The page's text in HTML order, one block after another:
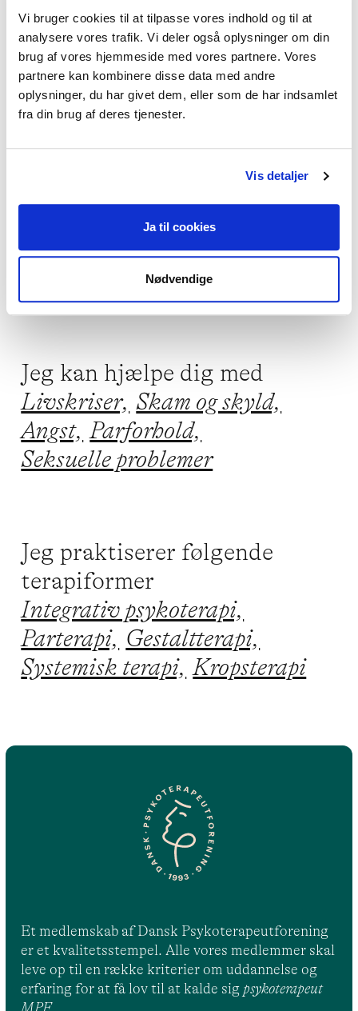
Vi bruger cookies til at tilpasse vores indhold og til at
analysere vores trafik. Vi deler også oplysninger om din
brug af vores hjemmeside med vores partnere. Vores
partnere kan kombinere disse data med andre
oplysninger, du har givet dem, eller som de har indsamlet
fra din brug af deres tjenester.
Vis detaljer
Ja til cookies
Nødvendige
Fokus på at give dig redskaber til at arbejde
med dig selv mellem sessionerne. Du vil få
virksomme hjemmeøvelser mellem
sessionerne der vil gøre at du kan skabe en
varig forandring og  forbedring i dit
hverdagsliv.
Sammen undersøger vi dine personlige
Du kan kontakte mig for en uforpligtende
indledende samtale
Jeg kan hjælpe dig med
Livskriser, Skam og skyld,
Angst, Parforhold,
Seksuelle problemer
Jeg praktiserer følgende
terapiformer
Integrativ psykoterapi,
Parterapi, Gestaltterapi,
Systemisk terapi, Kropsterapi
Et medlemskab af Dansk Psykoterapeutforening
er et kvalitetsstempel. Alle vores medlemmer skal
leve op til en række kriterier om uddannelse og
erfaring for at få lov til at kalde sig psykoterapeut